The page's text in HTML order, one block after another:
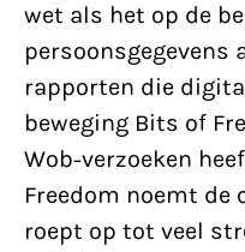
wet als het op de
rapporten die
beweging Bits of
Wob-verzoeken
Freedom noemt de
roept op tot veel